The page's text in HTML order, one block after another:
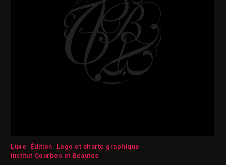
Luxe Édition
Logo et charte graphique
Institut Courbes et Beautés